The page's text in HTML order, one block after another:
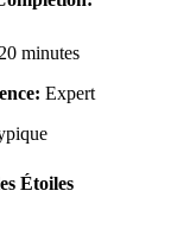
minutes
Expert
Étoiles